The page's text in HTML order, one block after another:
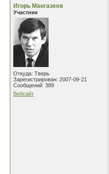
Игорь Мангазеев
Участник
Откуда: Тверь
Зарегистрирован: 2007-09-21
Сообщений: 389
Вебсайт